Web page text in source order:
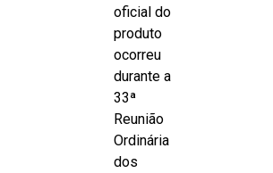
oficial do
produto
ocorreu
durante a
33ª
Reunião
Ordinária
dos